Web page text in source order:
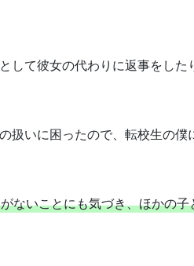
して彼女の代わりに返事をした
扱いに困ったので、転校生の僕
ないことにも気づき、ほかの